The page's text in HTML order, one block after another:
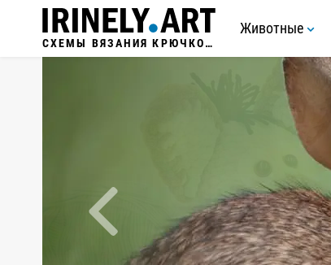
СХЕМЫ ВЯЗАНИЯ КРЮЧКОМ
Животные